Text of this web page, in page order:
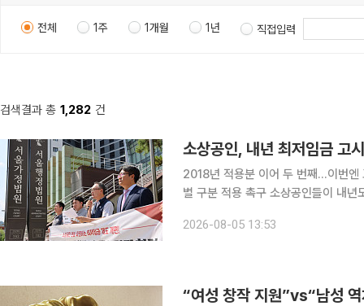
전체 1주 1개월 1년 직접입력
검색결과 총 1,282 건
소상공인, 내년 최저임금 고
2018년 적용분 이어 두 번째…이번
별 구분 적용 촉구 소상공인들이 내년도 최저임금 고시를 취소해달라며 다시 법정 대응에 나섰다.
헌 소지가 있다는 주장이다. 소상공
2026-08-05 13:53